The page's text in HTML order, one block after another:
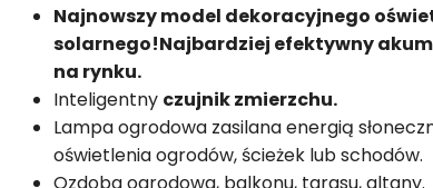
Najnowszy model dekoracyjnego
solarnego!Najbardziej efektywny
na rynku.
Inteligentny czujnik zmierzchu.
Lampa ogrodowa zasilana energią
oświetlenia ogrodów, ścieżek lub schodów.